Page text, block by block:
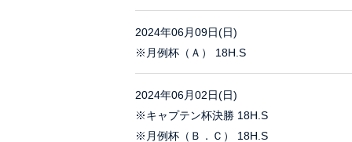
2024年06月09日(日)
※月例杯（Ａ） 18H.S
2024年06月02日(日)
※キャプテン杯決勝 18H.S
※月例杯（Ｂ．Ｃ） 18H.S